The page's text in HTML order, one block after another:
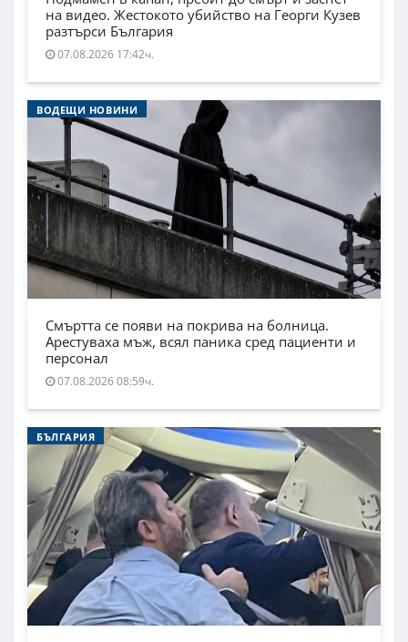
на видео. Жестокото убийство на Георги Кузев
разтърси България
07.08.2026 17:42ч.
ВОДЕЩИ НОВИНИ
Смъртта се появи на покрива на болница.
Арестуваха мъж, всял паника сред пациенти и
персонал
07.08.2026 08:59ч.
БЪЛГАРИЯ